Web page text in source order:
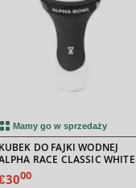
Mamy go w sprzedaży
KUBEK DO FAJKI WODNEJ
RACE CLASSIC WHITE
MATTE
3000